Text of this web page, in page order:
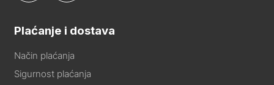
Plaćanje i dostava
Način plaćanja
Sigurnost plaćanja